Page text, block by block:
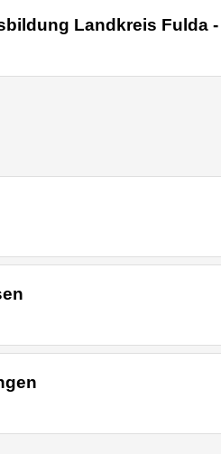
Landkreis Fulda